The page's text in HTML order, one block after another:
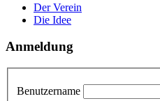
Der Verein
Die Idee
Anmeldung
Benutzername